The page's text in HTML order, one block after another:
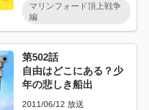
マリンフォード頂上戦争
編
第502話
自由はどこにある？少
年の悲しき船出
2011/06/12 放送